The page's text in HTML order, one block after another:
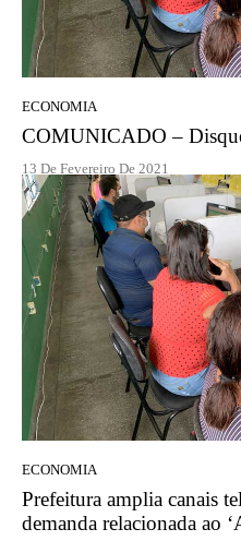
ECONOMIA
COMUNICADO –
13 De Fevereiro De 2021
ECONOMIA
Prefeitura amplia canais
demanda relacionada ao